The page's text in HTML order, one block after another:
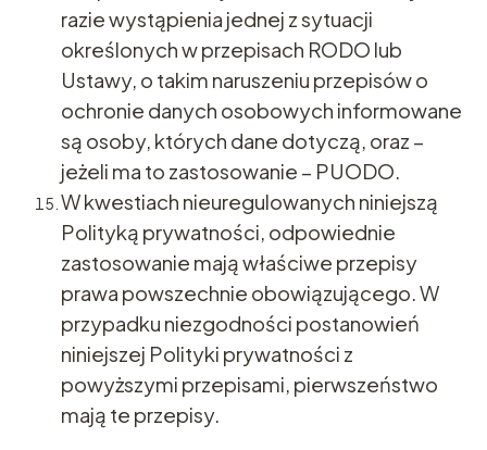
razie wystąpienia jednej z sytuacji
określonych w przepisach RODO lub
Ustawy, o takim naruszeniu przepisów o
ochronie danych osobowych informowane
są osoby, których dane dotyczą, oraz –
jeżeli ma to zastosowanie – PUODO.
W kwestiach nieuregulowanych niniejszą
Polityką prywatności, odpowiednie
zastosowanie mają właściwe przepisy
prawa powszechnie obowiązującego. W
przypadku niezgodności postanowień
niniejszej Polityki prywatności z
powyższymi przepisami, pierwszeństwo
mają te przepisy.